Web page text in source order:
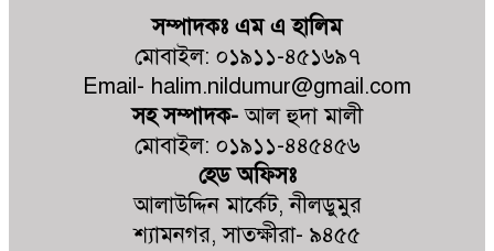
ঘটনাস্থলে পুলিশ
কালিগঞ্জের পল্লীতে পৈতৃক ভিটা থেকে
সন্তান উচ্ছেদের পায়তারার প্রতিবাদে
মানববন্ধন
ভোট আসে জনপ্রতিনিধি হয়, কিন্তু
মহেশ্বরপুরের কোন উন্নয়ন হয়না
সম্পাদকঃ এম এ হালিম
মোবাইল: ০১৯১১-৪৫১৬৯৭
Email- halim.nildumur@gmail.com
সহ সম্পাদক-আল হুদা মালী
মোবাইল: ০১৯১১-৪৪৫৪৫৬
হেড অফিসঃ
আলাউদ্দিন মার্কেট, নীলডুমুর
শ্যামনগর, সাতক্ষীরা- ৯৪৫৫